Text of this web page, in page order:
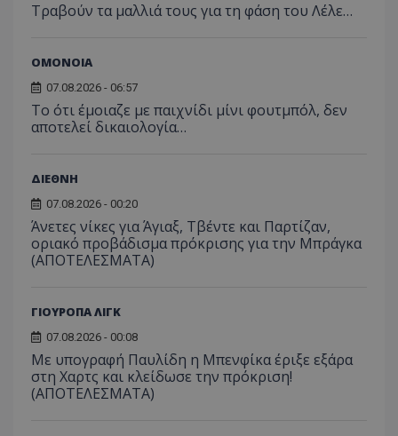
Τραβούν τα μαλλιά τους για τη φάση του Λέλε…
ΟΜΟΝΟΙΑ
07.08.2026 - 06:57
Το ότι έμοιαζε με παιχνίδι μίνι φουτμπόλ, δεν
αποτελεί δικαιολογία…
ΔΙΕΘΝΗ
07.08.2026 - 00:20
Άνετες νίκες για Άγιαξ, Τβέντε και Παρτίζαν,
οριακό προβάδισμα πρόκρισης για την Μπράγκα
(ΑΠΟΤΕΛΕΣΜΑΤΑ)
ΓΙΟΥΡΟΠΑ ΛΙΓΚ
07.08.2026 - 00:08
Με υπογραφή Παυλίδη η Μπενφίκα έριξε εξάρα
στη Χαρτς και κλείδωσε την πρόκριση!
(ΑΠΟΤΕΛΕΣΜΑΤΑ)